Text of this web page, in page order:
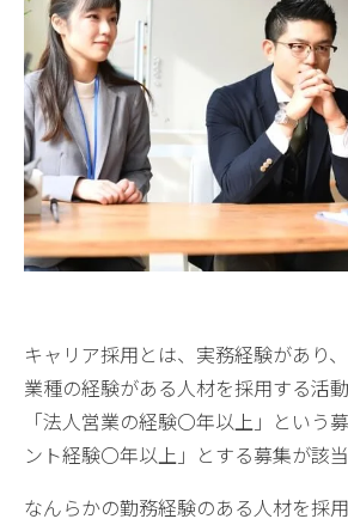
キャリア採用とは、実務経験があり
業種の経験がある人材を採用する活
「法人営業の経験〇年以上」という
ント経験〇年以上」とする募集が該当
なんらかの勤務経験のある人材を採